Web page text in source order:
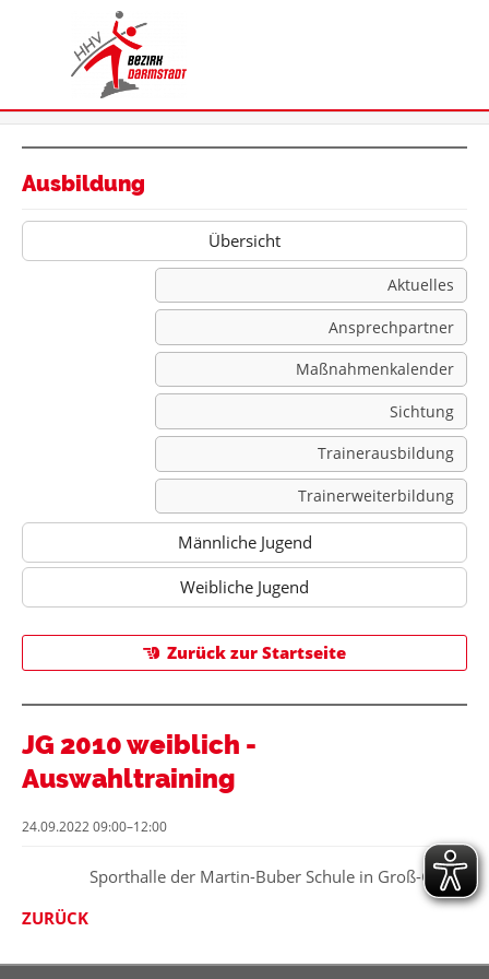
Ausbildung
Übersicht
Aktuelles
Ansprechpartner
Maßnahmenkalender
Sichtung
Trainerausbildung
Trainerweiterbildung
Männliche Jugend
Weibliche Jugend
Zurück zur Startseite
JG 2010 weiblich -
Auswahltraining
24.09.2022 09:00–12:00
Sporthalle der Martin-Buber Schule in Groß-Gerau
ZURÜCK